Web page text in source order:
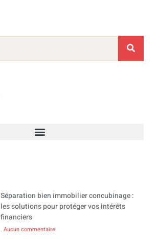
Séparation bien immobilier concubinage :
les solutions pour protéger vos intérêts
financiers
Aucun commentaire